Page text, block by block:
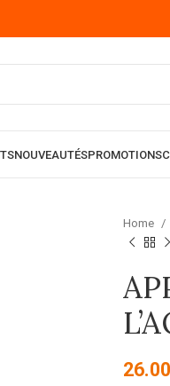
NOUVEAUTÉSPROMOTIONS
Home